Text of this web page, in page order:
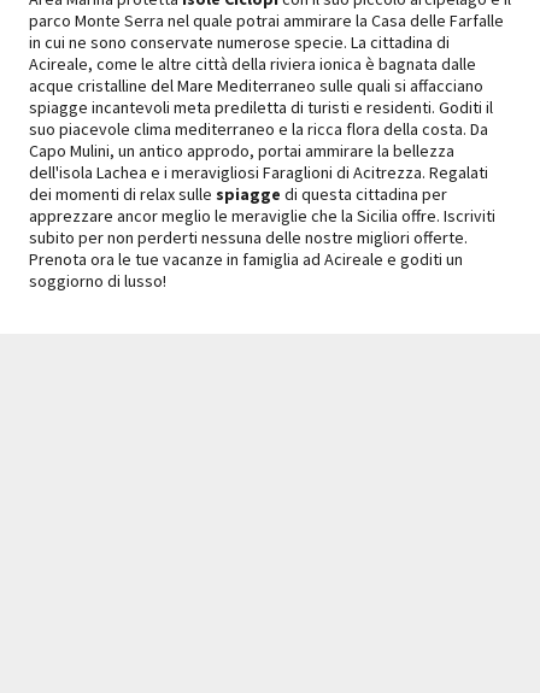
parco Monte Serra nel quale potrai ammirare la Casa delle Farfalle
in cui ne sono conservate numerose specie. La cittadina di
Acireale, come le altre città della riviera ionica è bagnata dalle
acque cristalline del Mare Mediterraneo sulle quali si affacciano
spiagge incantevoli meta prediletta di turisti e residenti. Goditi il
suo piacevole clima mediterraneo e la ricca flora della costa. Da
Capo Mulini, un antico approdo, portai ammirare la bellezza
dell'isola Lachea e i meravigliosi Faraglioni di Acitrezza. Regalati
dei momenti di relax sulle spiagge di questa cittadina per
apprezzare ancor meglio le meraviglie che la Sicilia offre. Iscriviti
subito per non perderti nessuna delle nostre migliori offerte.
Prenota ora le tue vacanze in famiglia ad Acireale e goditi un
soggiorno di lusso!